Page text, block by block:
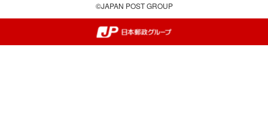
©JAPAN POST GROUP